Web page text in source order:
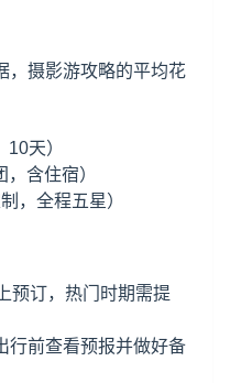
，摄影游攻略的平均花
天）
含住宿）
，全程五星）
预订，热门时期需提
行前查看预报并做好备